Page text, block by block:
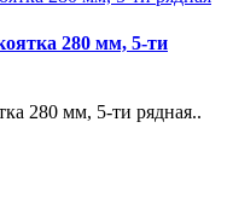
280 мм, 5-ти
280 мм, 5-ти рядная..